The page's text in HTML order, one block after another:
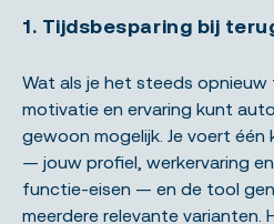
1. Tijdsbesparing bij
Wat als je het steeds opnieuw
motivatie en ervaring kunt
gewoon mogelijk. Je voert één
— jouw profiel, werkervaring
functie-eisen — en de tool
meerdere relevante varianten.